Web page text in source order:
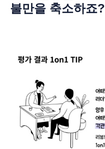
불만을 축소하죠?